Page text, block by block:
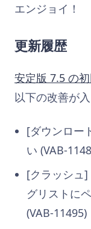
エンジョイ！
更新履歴
安定版 7.5 の
以下の改善が
[ダウンロー
い (VAB-
[クラッシュ
グリストに
(VAB-11495)